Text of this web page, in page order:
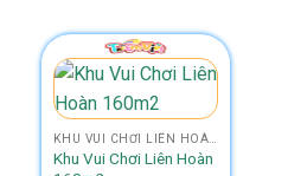
Khu Vui Chơi Liên Hoàn